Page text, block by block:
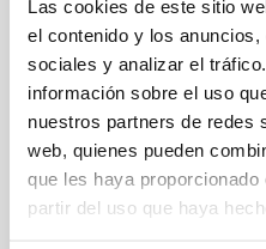
Las cookies de este sitio
el contenido y los
sociales y analizar el
información sobre el uso
nuestros partners de redes
web, quienes pueden
que les haya proporcionado
partir del uso que haya
todo el mundo se
proteger, promover e
los refugiados y las
personas.»
P. Fabio Baggio CS,
Refugiados
En el marco del V